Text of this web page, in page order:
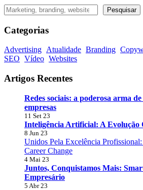
Pesquisar Pesquisar
Categorias
Advertising Atualidade Branding
SEO Vídeo Websites
Artigos Recentes
Redes sociais: a poderosa arma
empresas
11 Set 23
Inteligência Artificial: A Evolução
8 Jun 23
Unidos Pela Excelência
Career Change
4 Mai 23
Juntos, Conquistamos Mais:
Empresário
5 Abr 23